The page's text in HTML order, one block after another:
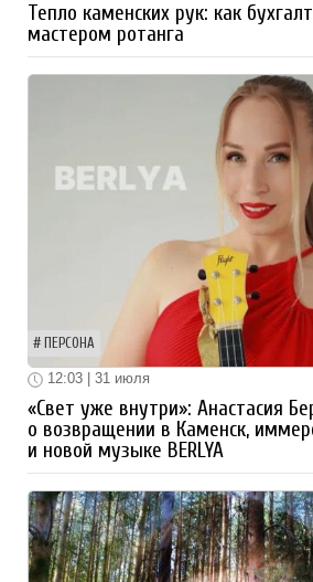
Тепло каменских рук: как
мастером ротанга
ПЕРСОНА
12:03 | 31 июля
«Свет уже внутри»: Анастасия
о возвращении в Каменск,
и новой музыке BERLYA